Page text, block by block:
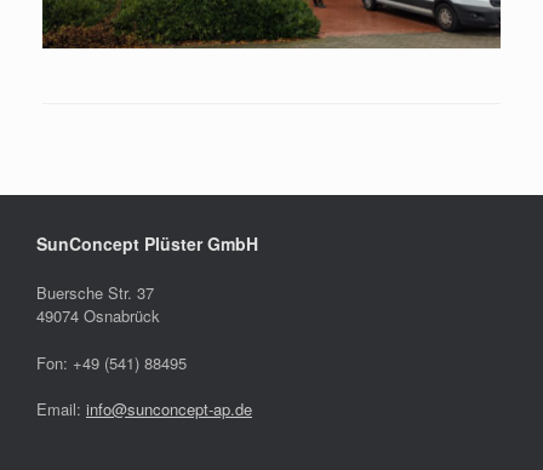
SunConcept Plüster GmbH
Buersche Str. 37
49074 Osnabrück
Fon: +49 (541) 88495
Email: info@sunconcept-ap.de